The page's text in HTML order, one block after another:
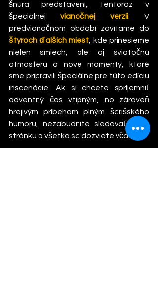
šnúra predstavení, tentoraz v
špeciálnej vianočnej verzii. V
štyroch ďalších miest, kde prinesieme
nielen smiech, ale aj sviatočnú
atmosféru a nové momenty, ktoré
sme pripravili špeciálne pre túto edíciu
inscenácie. Ak si chcete spríjemniť
adventný čas vtipným, no zároveň
hrejivým príbehom plným šarišského
humoru, nezabudnite sledovať našu
stránku a všetko sa dozviete včas.